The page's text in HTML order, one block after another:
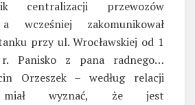
centralizacji przewozów
a wcześniej zakomunikował
przy ul. Wrocławskiej od 1
Panisko z pana radnego…
Orzeszek – według relacji
wyznać, że jest